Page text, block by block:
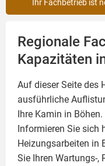
Ihr Fachbetrieb ist
Regionale
Kapazitäten
Auf dieser Seite des
ausführliche
Ihre Kamin in Böhen.
Informieren Sie sich
Heizungsarbeiten in
Sie Ihren Wartungs-,